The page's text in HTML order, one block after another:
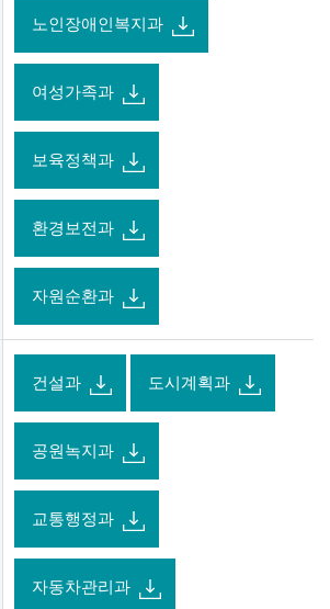
노인장애인복지과
여성가족과
보육정책과
환경보전과
자원순환과
건설과 도시계획과
공원녹지과
교통행정과
자동차관리과